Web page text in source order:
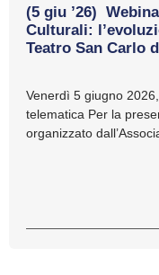
(5 giu ’26)
Culturali:
Teatro San Carlo
Venerdì 5 giugno
telematica Per la
organizzato